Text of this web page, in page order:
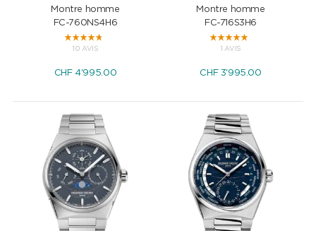
Montre homme
FC-760NS4H6
10 AVIS
CHF 4'995.00
Montre homme
FC-716S3H6
1 AVIS
CHF 3'995.00